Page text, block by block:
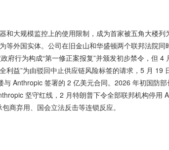
和大规模监控上的使用限制，成为首家被五角大楼列
外国实体。公司在旧金山和华盛顿两个联邦法院同
府行为构成“第一修正案报复”并颁发初步禁令，但 4
利益”为由驳回中止供应链风险标签的请求，5 月 19
Anthropic 签署的 2 亿美元合同。2026 年初国防
坚守红线，2 月特朗普下令全部联邦机构停用
商弃用、国会立法反击等连锁反应。